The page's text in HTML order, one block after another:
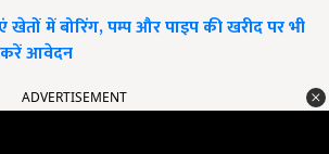
खेतों में बोरिंग, पम्प और पाइप की खरीद पर भी
करें आवेदन
ADVERTISEMENT